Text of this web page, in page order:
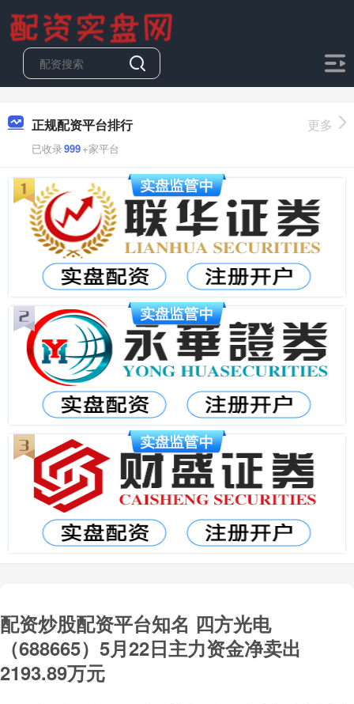
正规配资平台排行
已收录999+家平台
更多
配资炒股配资平台知名 四方光电
（688665）5月22日主力资金净卖出
2193.89万元